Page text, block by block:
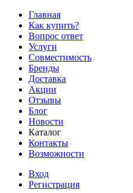
Главная
Как купить?
Вопрос ответ
Услуги
Совместимость
Бренды
Доставка
Акции
Отзывы
Блог
Новости
Каталог
Контакты
Возможности
Вход
Регистрация